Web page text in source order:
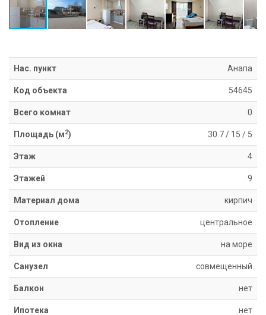
ипотеки
Юридические
услуги
Контакты
800
80
8
918
670
14
Нас. пункт Анапа
Код объекта 54645
Всего комнат 0
Площадь (м2) 30.7/ 15 / 5
Этаж 4
Этажей 9
Материал дома кирпич
Отопление центральное
Вид из окна на море
Санузел совмещенный
Балкон нет
Ипотека нет